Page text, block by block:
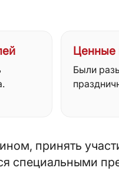
Ценные
Были
принять
специальными